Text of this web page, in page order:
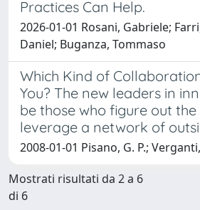
Practices Can Help.
2026-01-01 Rosani, Gabriele;
Daniel; Buganza, Tommaso
Which Kind of
You? The new leaders in
be those who figure out
leverage a network of
2008-01-01 Pisano, G. P.;
Mostrati risultati da 2 a 6
di 6